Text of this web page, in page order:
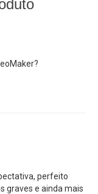
perfeito
graves e ainda mais